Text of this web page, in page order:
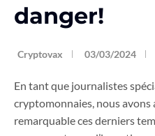
danger!
Cryptovax 03/03/2024
En tant que journalistes
cryptomonnaies, nous avons
remarquable ces derniers